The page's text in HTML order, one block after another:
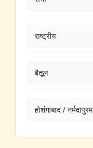
राष्ट्रीय
बैतूल
होशंगाबाद / नर्मदापुरम